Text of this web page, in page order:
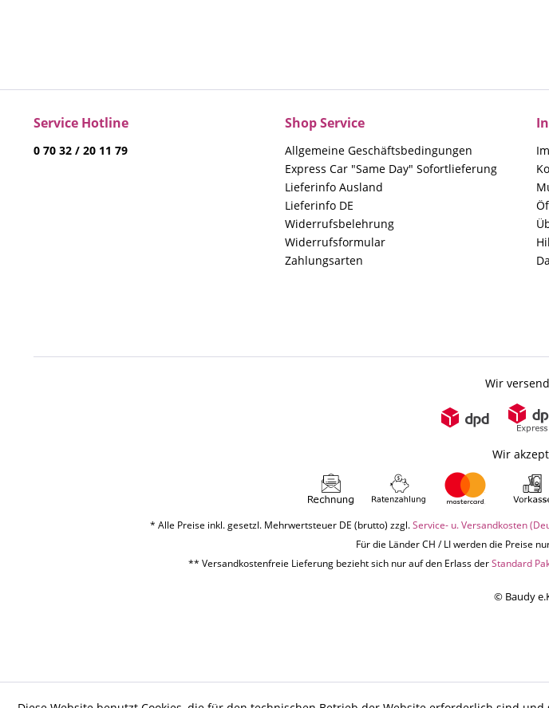
Service Hotline
0 70 32 / 20 11 79
Shop Service
Allgemeine Geschäftsbedingungen
Express Car "Same Day" Sofortlieferung
Lieferinfo Ausland
Lieferinfo DE
Widerrufsbelehrung
Widerrufsformular
Zahlungsarten
Wir
Wir
* Alle Preise inkl. gesetzl. Mehrwertsteuer DE (brutto) zzgl.Service- u. Versandkosten
Für die Länder CH / LI werden die Preise
** Versandkostenfreie Lieferung bezieht sich nur auf den Erlass derStandard
© Baudy